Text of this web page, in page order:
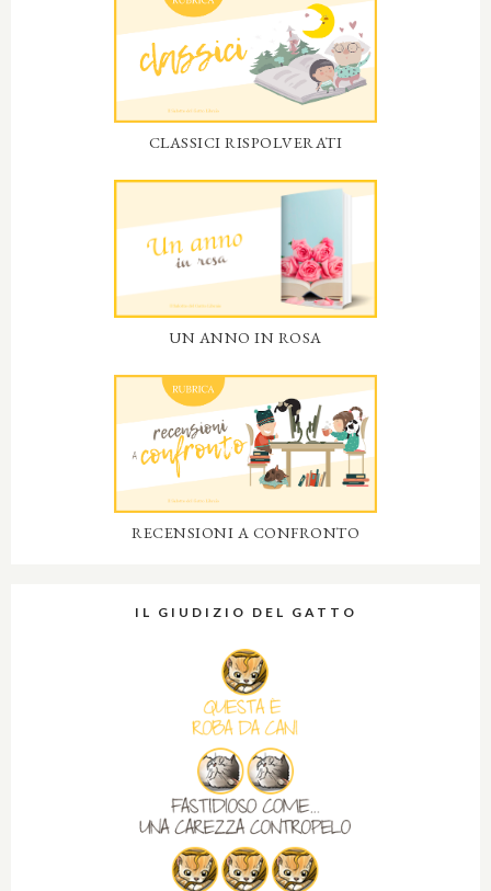
CLASSICI RISPOLVERATI
UN ANNO IN ROSA
RECENSIONI A CONFRONTO
IL GIUDIZIO DEL GATTO